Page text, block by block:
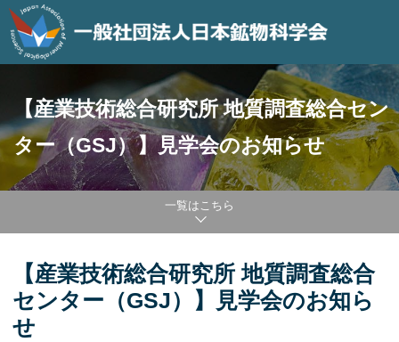
【産業技術総合研究所 地質調査総合セン
ター（GSJ）】見学会のお知らせ
一覧はこちら
【産業技術総合研究所 地質調査総合
センター（GSJ）】見学会のお知ら
せ